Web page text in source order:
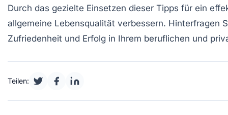
Durch das gezielte Einsetzen dieser Tipps für ein
allgemeine Lebensqualität verbessern. Hinterfragen
Zufriedenheit und Erfolg in Ihrem beruflichen und
Teilen: